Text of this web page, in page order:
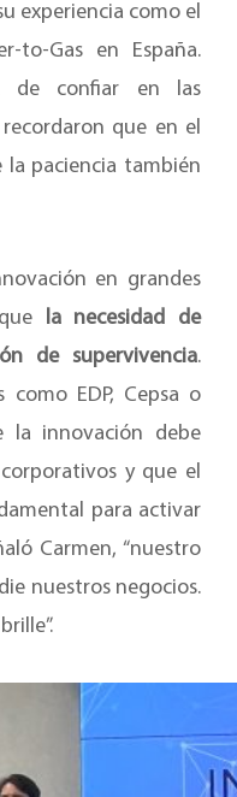
experiencia como el
to-Gas en España.
de confiar en las
que en el
paciencia también
en grandes
la necesidad de
de supervivencia.
como EDP, Cepsa o
la innovación debe
y que el
para activar
Carmen, “nuestro
nuestros negocios.